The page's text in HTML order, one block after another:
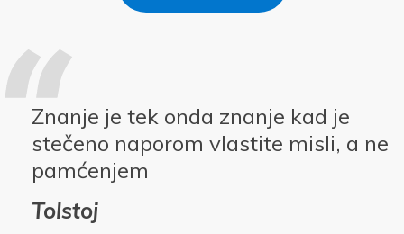
Znanje je tek onda znanje kad je
stečeno naporom vlastite misli, a ne
pamćenjem
Tolstoj